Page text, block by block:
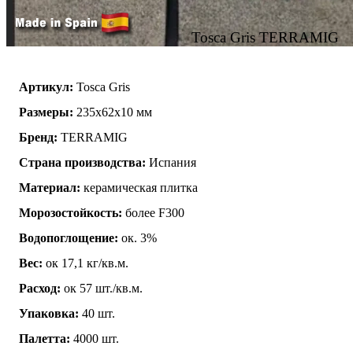
Tosca Gris TERRAMIG
Артикул: Tosca Gris
Размеры: 235x62x10 мм
Бренд: TERRAMIG
Страна производства: Испания
Материал: керамическая плитка
Морозостойкость: более F300
Водопоглощение: ок. 3%
Вес: ок 17,1 кг/кв.м.
Расход: ок 57 шт./кв.м.
Упаковка: 40 шт.
Палетта: 4000 шт.